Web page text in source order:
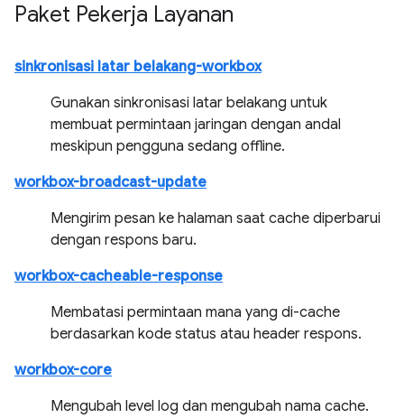
Paket Pekerja Layanan
sinkronisasi latar belakang-workbox
Gunakan sinkronisasi latar belakang untuk
membuat permintaan jaringan dengan andal
meskipun pengguna sedang offline.
workbox-broadcast-update
Mengirim pesan ke halaman saat cache diperbarui
dengan respons baru.
workbox-cacheable-response
Membatasi permintaan mana yang di-cache
berdasarkan kode status atau header respons.
workbox-core
Mengubah level log dan mengubah nama cache.